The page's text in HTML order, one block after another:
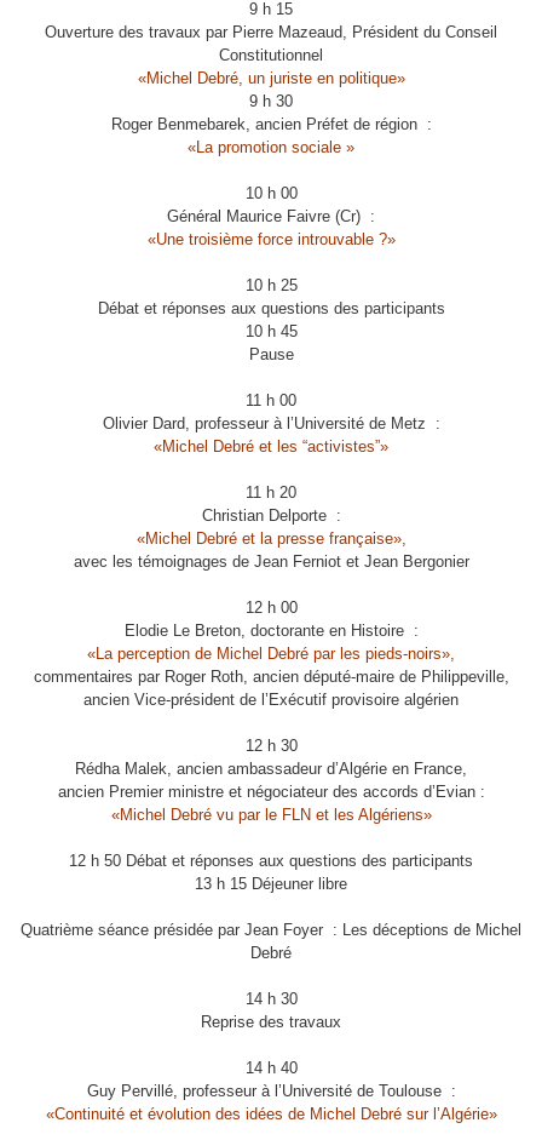
9 h 15
Ouverture des travaux par Pierre Mazeaud, Président du Conseil
Constitutionnel
«Michel Debré, un juriste en politique»
9 h 30
Roger Benmebarek, ancien Préfet de région :
«La promotion sociale »
10 h 00
Général Maurice Faivre (Cr) :
«Une troisième force introuvable ?»
10 h 25
Débat et réponses aux questions des participants
10 h 45
Pause
11 h 00
Olivier Dard, professeur à l’Université de Metz :
«Michel Debré et les “activistes”»
11 h 20
Christian Delporte :
«Michel Debré et la presse française»,
avec les témoignages de Jean Ferniot et Jean Bergonier
12 h 00
Elodie Le Breton, doctorante en Histoire :
«La perception de Michel Debré par les pieds-noirs»,
commentaires par Roger Roth, ancien député-maire de Philippeville,
ancien Vice-président de l’Exécutif provisoire algérien
12 h 30
Rédha Malek, ancien ambassadeur d’Algérie en France,
ancien Premier ministre et négociateur des accords d’Evian :
«Michel Debré vu par le FLN et les Algériens»
12 h 50 Débat et réponses aux questions des participants
13 h 15 Déjeuner libre
Quatrième séance présidée par Jean Foyer : Les déceptions de Michel
Debré
14 h 30
Reprise des travaux
14 h 40
Guy Pervillé, professeur à l’Université de Toulouse :
«Continuité et évolution des idées de Michel Debré sur l’Algérie»